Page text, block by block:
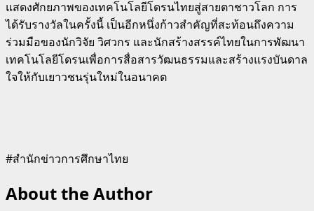
แสดงศักยภาพของเทคโนโลยีโดรนไทยสู่สายตาชาวโลก การ
ได้รับรางวัลในครั้งนี้ เป็นอีกหนึ่งก้าวสำคัญที่สะท้อนถึงความ
ร่วมมือของนักวิจัย วิศวกร และนักสร้างสรรค์ไทยในการพัฒนา
เทคโนโลยีโดรนเพื่อการสื่อสารวัฒนธรรมและสร้างแรงบันดาล
ใจให้กับเยาวชนรุ่นใหม่ในอนาคต
#สำนักข่าวการศึกษาไทย
About the Author